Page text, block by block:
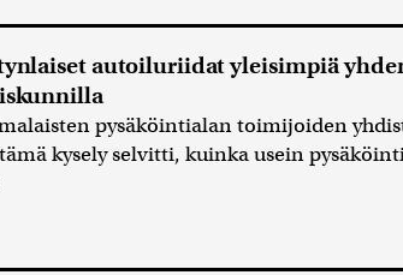
autoiluriidat yleisimpiä
pysäköintialan toimijoiden
kysely selvitti, kuinka usein